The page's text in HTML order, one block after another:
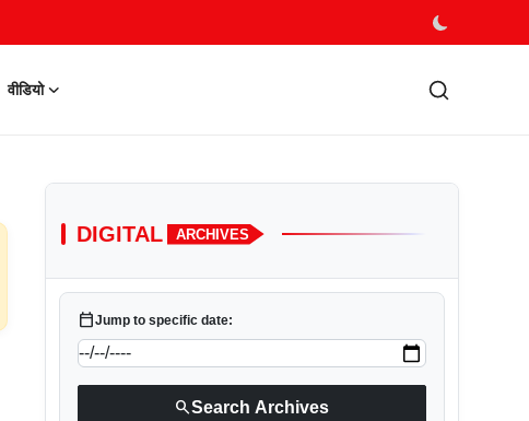
वीडियो
DIGITAL ARCHIVES
calendar_todayJump to specific date:
searchSearch Archives